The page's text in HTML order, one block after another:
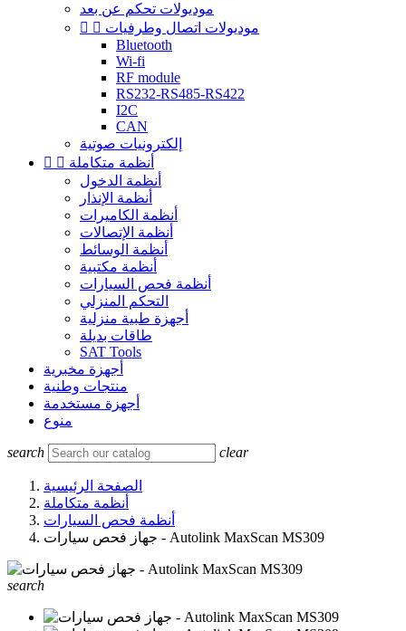
موديولات تحكم عن بعد
  موديولات اتصال وطرفيات
Bluetooth
Wi-fi
RF module
RS232-RS485-RS422
I2C
CAN
إلكترونيات صوتية
  أنظمة متكاملة
أنظمة الدخول
أنظمة الإنذار
أنظمة الكاميرات
أنظمة الإتصالات
أنظمة الوسائط
أنظمة مكتبية
أنظمة فحص السيارات
التحكم المنزلي
أجهزة طبية منزلية
طاقات بديلة
SAT Tools
أجهزة مخبرية
منتجات وطنية
أجهزة مستخدمة
منوع
search clear
الصفحة الرئيسية
أنظمة متكاملة
أنظمة فحص السيارات
جهاز فحص سيارات - Autolink MaxScan MS309
search